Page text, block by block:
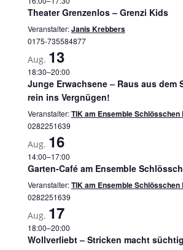
Theater Grenzenlos – Grenzi Kids
Veranstalter:Janis Krebbers
0175-735584877
Aug. 13
18:30–20:00
Junge Erwachsene – Raus aus
rein ins Vergnügen!
Veranstalter:TIK am Ensemble Schlösschen
0282251639
Aug. 16
14:00–17:00
Garten-Café am Ensemble
Veranstalter:TIK am Ensemble Schlösschen
0282251639
Aug. 17
18:00–20:00
Wollverliebt – Stricken macht süchtig